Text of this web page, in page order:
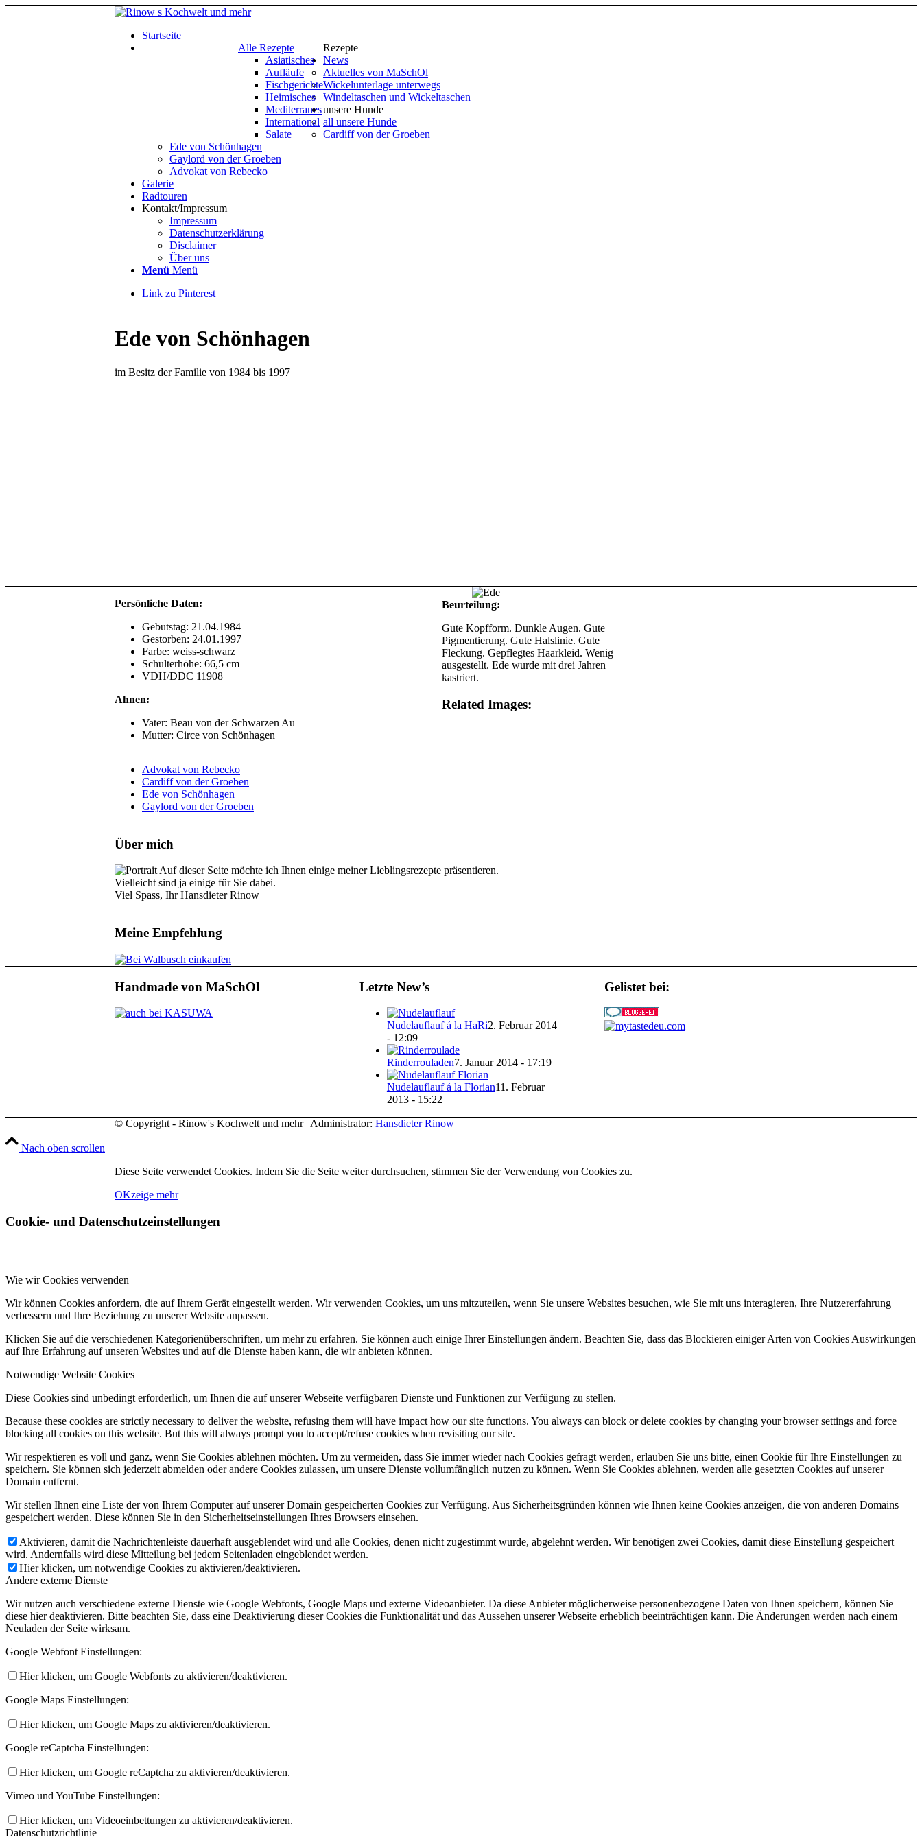
Startseite
Rezepte
Alle Rezepte
Asiatisches
Aufläufe
Fischgerichte
Heimisches
Mediterranes
International
Salate
News
Aktuelles von MaSchOl
Wickelunterlage unterwegs
Windeltaschen und Wickeltaschen
unsere Hunde
all unsere Hunde
Cardiff von der Groeben
Ede von Schönhagen
Gaylord von der Groeben
Advokat von Rebecko
Galerie
Radtouren
Kontakt/Impressum
Impressum
Datenschutzerklärung
Disclaimer
Über uns
Menü Menü
Link zu Pinterest
Ede von Schönhagen
im Besitz der Familie von 1984 bis 1997
Persönliche Daten:
Gebutstag: 21.04.1984
Gestorben: 24.01.1997
Farbe: weiss-schwarz
Schulterhöhe: 66,5 cm
VDH/DDC 11908
Ahnen:
Vater: Beau von der Schwarzen Au
Mutter: Circe von Schönhagen
Beurteilung:
Gute Kopfform. Dunkle Augen. Gute
Pigmentierung. Gute Halslinie. Gute
Fleckung. Gepflegtes Haarkleid. Wenig
ausgestellt. Ede wurde mit drei Jahren
kastriert.
Related Images:
Advokat von Rebecko
Cardiff von der Groeben
Ede von Schönhagen
Gaylord von der Groeben
Über mich
Auf dieser Seite möchte ich Ihnen einige meiner Lieblingsrezepte präsentieren.
Vielleicht sind ja einige für Sie dabei.
Viel Spass, Ihr Hansdieter Rinow
Meine Empfehlung
Handmade von MaSchOl Letzte New’s
Nudelauflauf á la HaRi2. Februar 2014
- 12:09
Rinderrouladen7. Januar 2014 - 17:19
Nudelauflauf á la Florian11. Februar
2013 - 15:22
Gelistet bei:
© Copyright - Rinow's Kochwelt und mehr | Administrator: Hansdieter Rinow
Nach oben scrollen
Diese Seite verwendet Cookies. Indem Sie die Seite weiter durchsuchen, stimmen Sie der Verwendung von Cookies zu.
OKzeige mehr
Cookie- und Datenschutzeinstellungen
Wie wir Cookies verwenden
Wir können Cookies anfordern, die auf Ihrem Gerät eingestellt werden. Wir verwenden Cookies, um uns mitzuteilen, wenn Sie unsere Websites besuchen, wie Sie mit uns interagieren, Ihre Nutzererfahrung
verbessern und Ihre Beziehung zu unserer Website anpassen.
Klicken Sie auf die verschiedenen Kategorienüberschriften, um mehr zu erfahren. Sie können auch einige Ihrer Einstellungen ändern. Beachten Sie, dass das Blockieren einiger Arten von Cookies Auswirkungen
auf Ihre Erfahrung auf unseren Websites und auf die Dienste haben kann, die wir anbieten können.
Notwendige Website Cookies
Diese Cookies sind unbedingt erforderlich, um Ihnen die auf unserer Webseite verfügbaren Dienste und Funktionen zur Verfügung zu stellen.
Because these cookies are strictly necessary to deliver the website, refusing them will have impact how our site functions. You always can block or delete cookies by changing your browser settings and force
blocking all cookies on this website. But this will always prompt you to accept/refuse cookies when revisiting our site.
Wir respektieren es voll und ganz, wenn Sie Cookies ablehnen möchten. Um zu vermeiden, dass Sie immer wieder nach Cookies gefragt werden, erlauben Sie uns bitte, einen Cookie für Ihre Einstellungen zu
speichern. Sie können sich jederzeit abmelden oder andere Cookies zulassen, um unsere Dienste vollumfänglich nutzen zu können. Wenn Sie Cookies ablehnen, werden alle gesetzten Cookies auf unserer
Domain entfernt.
Wir stellen Ihnen eine Liste der von Ihrem Computer auf unserer Domain gespeicherten Cookies zur Verfügung. Aus Sicherheitsgründen können wie Ihnen keine Cookies anzeigen, die von anderen Domains
gespeichert werden. Diese können Sie in den Sicherheitseinstellungen Ihres Browsers einsehen.
Aktivieren, damit die Nachrichtenleiste dauerhaft ausgeblendet wird und alle Cookies, denen nicht zugestimmt wurde, abgelehnt werden. Wir benötigen zwei Cookies, damit diese Einstellung gespeichert
wird. Andernfalls wird diese Mitteilung bei jedem Seitenladen eingeblendet werden.
Hier klicken, um notwendige Cookies zu aktivieren/deaktivieren.
Andere externe Dienste
Wir nutzen auch verschiedene externe Dienste wie Google Webfonts, Google Maps und externe Videoanbieter. Da diese Anbieter möglicherweise personenbezogene Daten von Ihnen speichern, können Sie
diese hier deaktivieren. Bitte beachten Sie, dass eine Deaktivierung dieser Cookies die Funktionalität und das Aussehen unserer Webseite erheblich beeinträchtigen kann. Die Änderungen werden nach einem
Neuladen der Seite wirksam.
Google Webfont Einstellungen:
Hier klicken, um Google Webfonts zu aktivieren/deaktivieren.
Google Maps Einstellungen:
Hier klicken, um Google Maps zu aktivieren/deaktivieren.
Google reCaptcha Einstellungen:
Hier klicken, um Google reCaptcha zu aktivieren/deaktivieren.
Vimeo und YouTube Einstellungen:
Hier klicken, um Videoeinbettungen zu aktivieren/deaktivieren.
Datenschutzrichtlinie